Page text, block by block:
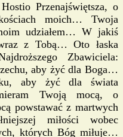
Przenajświętsza, o
moich… Twoja
udziałem… W jakiś
z Tobą… Oto łaska
Zbawiciela:
aby żyć dla Boga…
aby żyć dla świata
Twoją mocą, o
powstawać z martwych
miłości wobec
których Bóg miłuje…